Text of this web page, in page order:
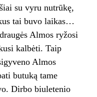
su vyru nutrūkę,
tai buvo laikas…
Almos ryžosi
kalbėti. Taip
Almos
butuką tame
Dirbo biuletenio